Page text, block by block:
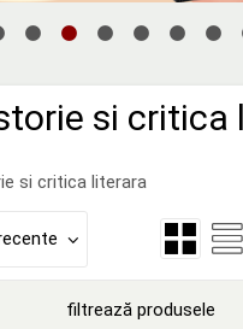
si critica
si critica literara
filtrează produsele